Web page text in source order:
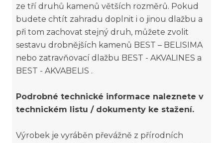
ze tří druhů kamenů větších rozměrů. Pokud
budete chtít zahradu doplnit i o jinou dlažbu a
při tom zachovat stejný druh, můžete zvolit
sestavu drobnějších kamenů BEST – BELISIMA
nebo zatravňovací dlažbu BEST - AKVALINES a
BEST - AKVABELIS .
Podrobné technické informace naleznete v
technickém listu / dokumenty ke stažení.
Výrobek je vyráběn převážně z přírodních